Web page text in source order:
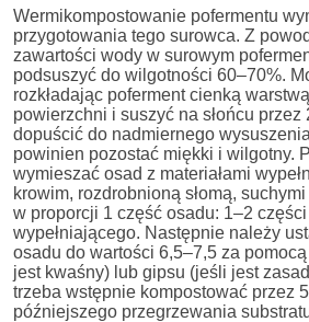
Wermikompostowanie pofermentu
przygotowania tego surowca. Z
zawartości wody w surowym
podsuszyć do wilgotności 60–70%.
rozkładając poferment cienką
powierzchni i suszyć na słońcu
dopuścić do nadmiernego
powinien pozostać miękki i wilgotny.
wymieszać osad z materiałami
krowim, rozdrobnioną słomą,
w proporcji 1 część osadu: 1–2 części
wypełniającego. Następnie należy
osadu do wartości 6,5–7,5 za
jest kwaśny) lub gipsu (jeśli jest
trzeba wstępnie kompostować przez
późniejszego przegrzewania